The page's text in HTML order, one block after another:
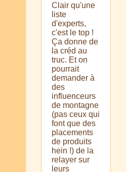
Clair qu'une
liste
d'experts,
c'est le top !
Ça donne de
la créd au
truc. Et on
pourrait
demander à
des
influenceurs
de montagne
(pas ceux qui
font que des
placements
de produits
hein !) de la
relayer sur
leurs